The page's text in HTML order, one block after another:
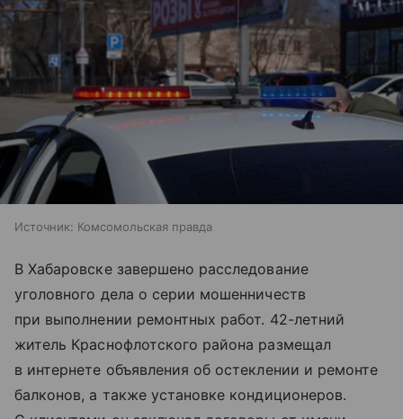
Источник: Комсомольская правда
В Хабаровске завершено расследование
уголовного дела о серии мошенничеств
при выполнении ремонтных работ. 42-летний
житель Краснофлотского района размещал
в интернете объявления об остеклении и ремонте
балконов, а также установке кондиционеров.